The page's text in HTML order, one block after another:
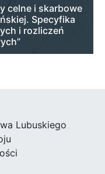
celne i skarbowe
Specyfika
i rozliczeń
Lubuskiego